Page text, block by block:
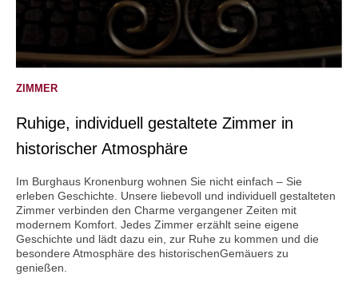
ZIMMER
Ruhige, individuell gestaltete Zimmer in
historischer Atmosphäre
Im Burghaus Kronenburg wohnen Sie nicht einfach – Sie
erleben Geschichte. Unsere liebevoll und individuell gestalteten
Zimmer verbinden den Charme vergangener Zeiten mit
modernem Komfort. Jedes Zimmer erzählt seine eigene
Geschichte und lädt dazu ein, zur Ruhe zu kommen und die
besondere Atmosphäre des historischenGemäuers zu
genießen.